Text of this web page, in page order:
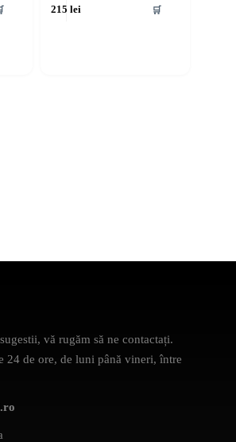
215lei 🛒
vă rugăm să ne contactați.
24 de ore, de luni până vineri, între